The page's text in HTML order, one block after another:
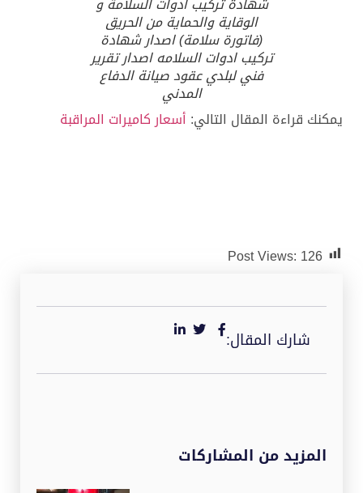
الوقاية والحماية من الحريق
(فاتورة سلامة) اصدار شهادة
تركيب ادوات السلامه اصدار تقرير
فني لبلدي عقود صيانة الدفاع
المدني
يمكنك قراءة المقال التالي: أسعار كاميرات المراقبة
Post Views: 126
شارك المقال:
المزيد من المشاركات